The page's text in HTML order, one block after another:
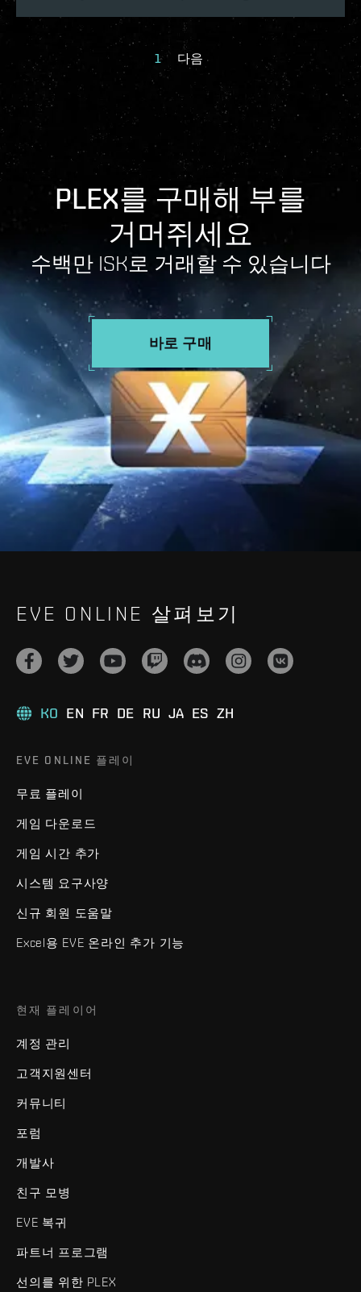
1 다음
PLEX를 구매해 부를
거머쥐세요
수백만 ISK로 거래할 수 있습니다
바로 구매
EVE ONLINE 살펴보기
KO EN FR DE RU JA ES ZH
EVE ONLINE 플레이
무료 플레이
게임 다운로드
게임 시간 추가
시스템 요구사양
신규 회원 도움말
Excel용 EVE 온라인 추가 기능
현재 플레이어
계정 관리
고객지원센터
커뮤니티
포럼
개발사
친구 모병
EVE 복귀
파트너 프로그램
선의를 위한 PLEX